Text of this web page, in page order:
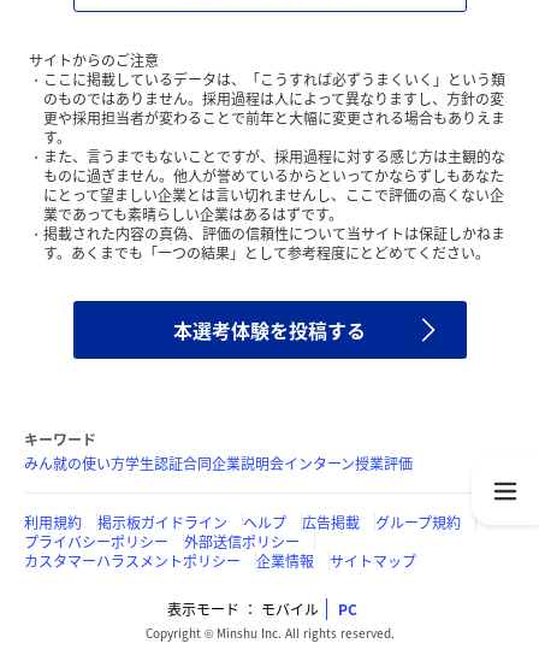
サイトからのご注意
ここに掲載しているデータは、「こうすれば必ずうまくいく」という類
のものではありません。採用過程は人によって異なりますし、方針の変
更や採用担当者が変わることで前年と大幅に変更される場合もありえま
す。
また、言うまでもないことですが、採用過程に対する感じ方は主観的な
ものに過ぎません。他人が誉めているからといってかならずしもあなた
にとって望ましい企業とは言い切れませんし、ここで評価の高くない企
業であっても素晴らしい企業はあるはずです。
掲載された内容の真偽、評価の信頼性について当サイトは保証しかねま
す。あくまでも「一つの結果」として参考程度にとどめてください。
本選考体験を投稿する
キーワード
みん就の使い方学生認証合同企業説明会インターン授業評価
利用規約 掲示板ガイドライン ヘルプ 広告掲載
グループ規約
プライバシーポリシー
外部送信ポリシー
カスタマーハラスメントポリシー
企業情報 サイトマップ
表示モード モバイル PC
Copyright © Minshu Inc. All rights reserved.